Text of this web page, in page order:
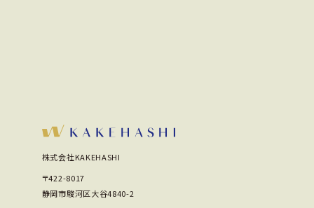
株式会社KAKEHASHI
〒422-8017
静岡市駿河区大谷4840-2